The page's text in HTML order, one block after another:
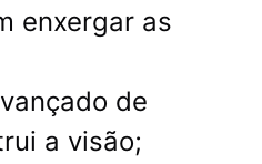
enxergar as
de
a visão;